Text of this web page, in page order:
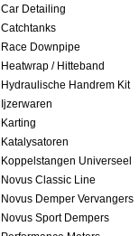
Car Detailing
Catchtanks
Race Downpipe
Heatwrap / Hitteband
Hydraulische Handrem Kit
Ijzerwaren
Karting
Katalysatoren
Koppelstangen Universeel
Novus Classic Line
Novus Demper Vervangers
Novus Sport Dempers